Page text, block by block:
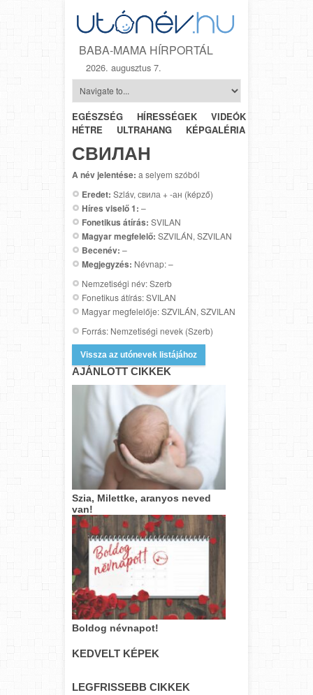
BABA-MAMA HÍRPORTÁL
2026. augusztus 7.
EGÉSZSÉG HÍRESSÉGEK VIDEÓK
HÉTRŐL-
HÉTRE
ULTRAHANG KÉPGALÉRIA
СВИЛАН
A név jelentése: a selyem szóból
Eredet: Szláv, свила + -ан (képző)
Híres viselő 1: –
Fonetikus átírás: SVILAN
Magyar megfelelő: SZVILÁN, SZVILAN
Becenév: –
Megjegyzés: Névnap: –
Nemzetiségi név: Szerb
Fonetikus átírás: SVILAN
Magyar megfelelője: SZVILÁN, SZVILAN
Forrás: Nemzetiségi nevek (Szerb)
Vissza az utónevek listájához
AJÁNLOTT CIKKEK
Szia, Milettke, aranyos neved
van!
Boldog névnapot!
KEDVELT KÉPEK
LEGFRISSEBB CIKKEK